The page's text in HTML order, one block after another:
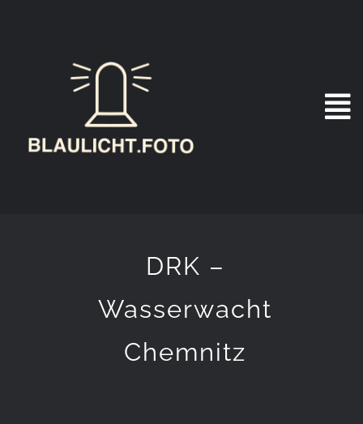
DRK –
Wasserwacht
Chemnitz